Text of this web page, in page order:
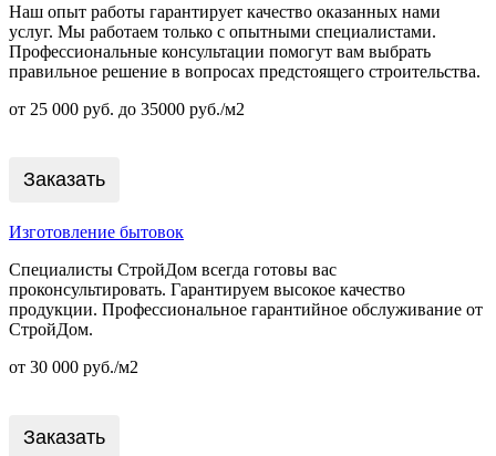
Наш опыт работы гарантирует качество оказанных нами
услуг. Мы работаем только с опытными специалистами.
Профессиональные консультации помогут вам выбрать
правильное решение в вопросах предстоящего строительства.
от 25 000 руб. до 35000 руб./м2
Заказать
Изготовление бытовок
Специалисты СтройДом всегда готовы вас
проконсультировать. Гарантируем высокое качество
продукции. Профессиональное гарантийное обслуживание от
СтройДом.
от 30 000 руб./м2
Заказать